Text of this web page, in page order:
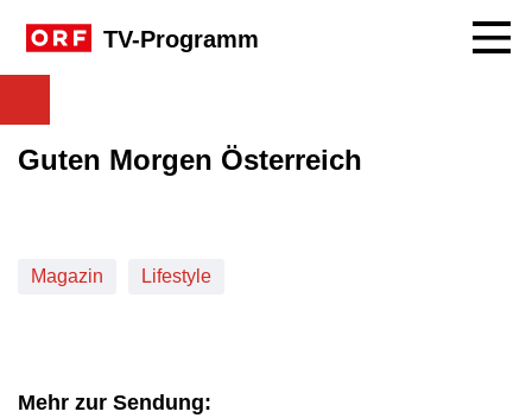
TV-Programm
Guten Morgen Österreich
Magazin Lifestyle
Mehr zur Sendung: